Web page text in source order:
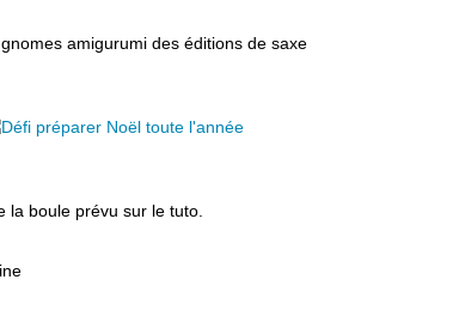
amigurumi des éditions de saxe
la boule prévu sur le tuto.